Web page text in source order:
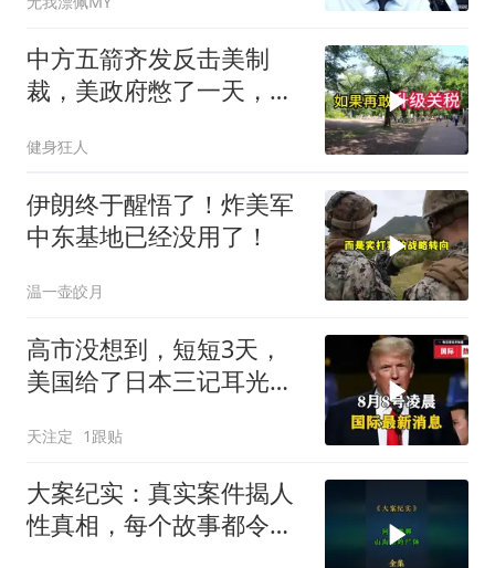
中方五箭齐发反击美制
裁，美政府憋了一天，最
健身狂人
伊朗终于醒悟了！炸美军
中东基地已经没用了！
温一壶皎月
高市没想到，短短3天，
美国给了日本三记耳光，
天注定 1跟贴
大案纪实：真实案件揭人
性真相，每个故事都令人